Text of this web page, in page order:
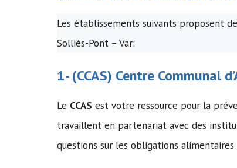
Les établissements suivants proposent
Solliès-Pont – Var:
1- (CCAS) Centre Communal
Le CCAS est votre ressource pour la
travaillent en partenariat avec des
questions sur les obligations